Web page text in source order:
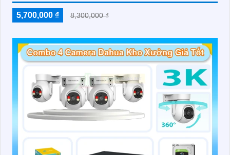
5,700,000 ₫ 8,300,000 ₫